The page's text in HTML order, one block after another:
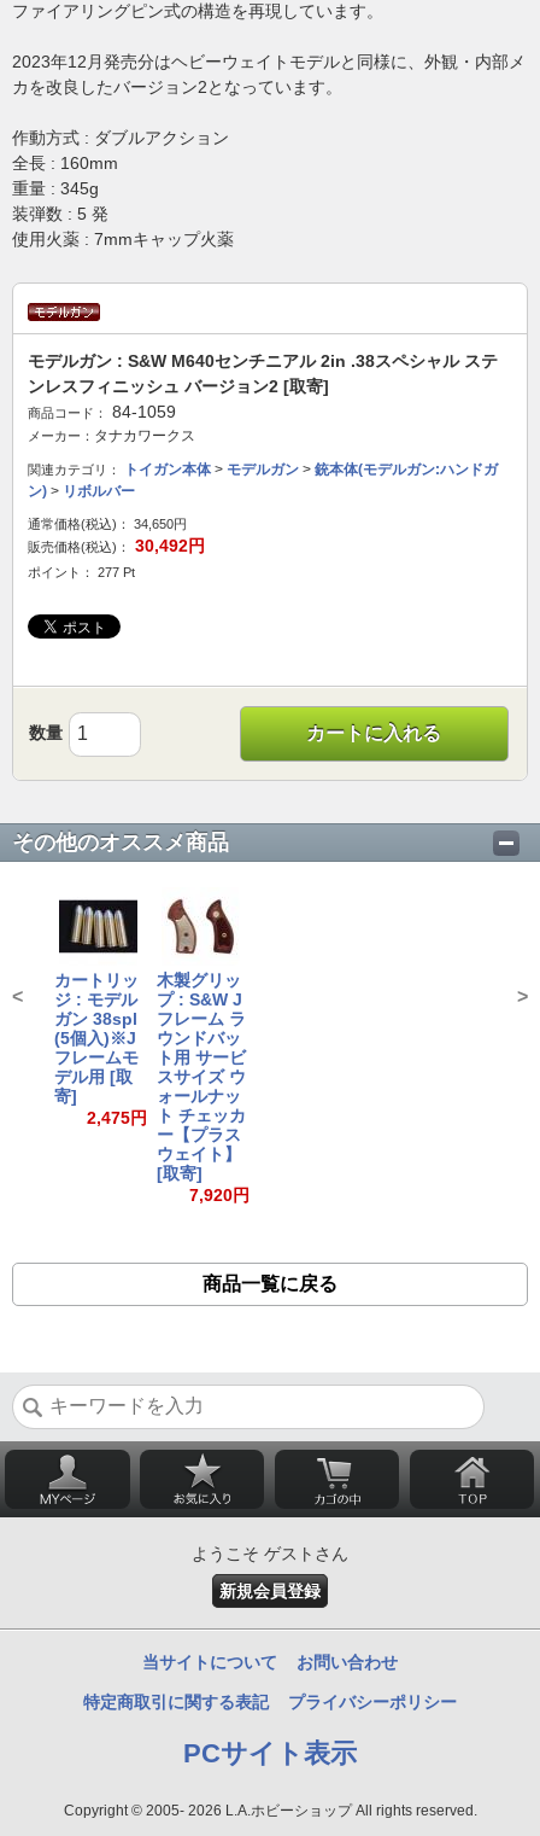
ファイアリングピン式の構造を再現しています。
2023年12月発売分はヘビーウェイトモデルと同様に、外観・内部メ
カを改良したバージョン2となっています。
作動方式 : ダブルアクション
全長 : 160mm
重量 : 345g
装弾数 : 5 発
使用火薬 : 7mmキャップ火薬
モデルガン : S&W M640センチニアル 2in .38スペシャル ステ
ンレスフィニッシュ バージョン2 [取寄]
商品コード： 84-1059
メーカー： タナカワークス
関連カテゴリ： トイガン本体> モデルガン > 銃本体(モデルガン:ハンドガ
ン) > リボルバー
通常価格(税込)：
34,650円
販売価格(税込)：
30,492円
ポイント： 277 Pt
数量 カートに入れる
その他のオススメ商品
カートリッ
ジ : モデル
ガン 38spl
(5個入)※J
フレームモ
デル用 [取
寄]
2,475円
木製グリッ
プ : S&W J
フレーム ラ
ウンドバッ
ト用 サービ
スサイズ ウ
ォールナッ
ト チェッカ
ー【プラス
ウェイト】
[取寄]
7,920円
< >
商品一覧に戻る
ようこそ ゲストさん
新規会員登録
当サイトについて お問い合わせ
特定商取引に関する表記 プライバシーポリシー
PCサイト表示
Copyright © 2005- 2026 L.A.ホビーショップ All rights reserved.